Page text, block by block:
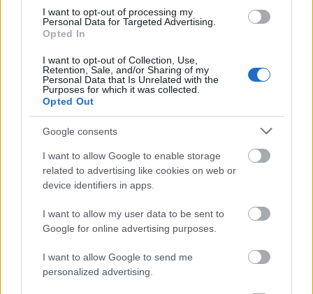
I want to opt-out of processing my
Personal Data for Targeted Advertising.
Opted In
I want to opt-out of Collection, Use,
Retention, Sale, and/or Sharing of my
Personal Data that Is Unrelated with the
Purposes for which it was collected.
Opted Out
Google consents
I want to allow Google to enable storage
related to advertising like cookies on web or
device identifiers in apps.
I want to allow my user data to be sent to
Google for online advertising purposes.
I want to allow Google to send me
personalized advertising.
Τακτικές ομαδικές δραστηριότητες και ένα
διατήρηση της ευημερίας και της ένταξής σας
στην ομάδα μας
Μοντέρνος χώρος γραφείου με ρυθμιζόμενες
θέσεις εργασίας, αίθουσες διαλείμματος και
χαλάρωσης, καρέκλες μασάζ, PlayStation,
τσάντα μποξ, πινγκ πονγκ και πολλά άλλα!
40% μπόνους βάρδιας για ώρες εργασίας τις
Κυριακές, τις αργίες
50% μπόνους βάρδιας για ώρες εργασίας κατά